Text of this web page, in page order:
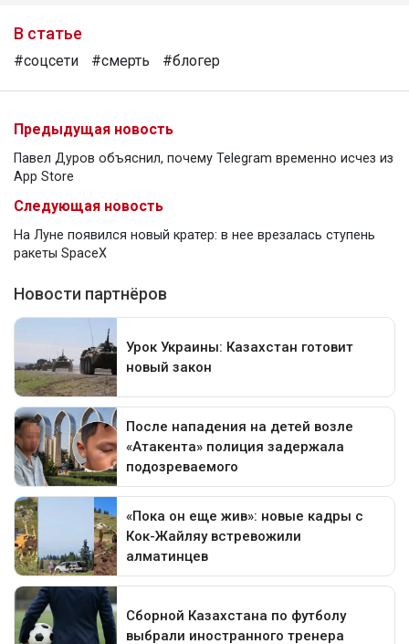
В статье
#соцсети #смерть #блогер
Предыдущая новость
Павел Дуров объяснил, почему Telegram временно исчез из
App Store
Следующая новость
На Луне появился новый кратер: в нее врезалась ступень
ракеты SpaceX